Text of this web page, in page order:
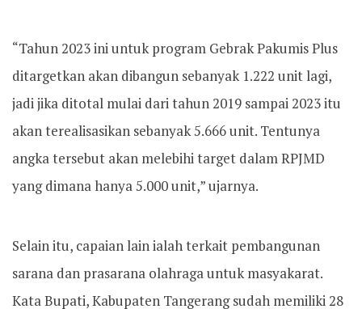
“Tahun 2023 ini untuk program Gebrak Pakumis Plus
ditargetkan akan dibangun sebanyak 1.222 unit lagi,
jadi jika ditotal mulai dari tahun 2019 sampai 2023 itu
akan terealisasikan sebanyak 5.666 unit. Tentunya
angka tersebut akan melebihi target dalam RPJMD
yang dimana hanya 5.000 unit,” ujarnya.
Selain itu, capaian lain ialah terkait pembangunan
sarana dan prasarana olahraga untuk masyakarat.
Kata Bupati, Kabupaten Tangerang sudah memiliki 28